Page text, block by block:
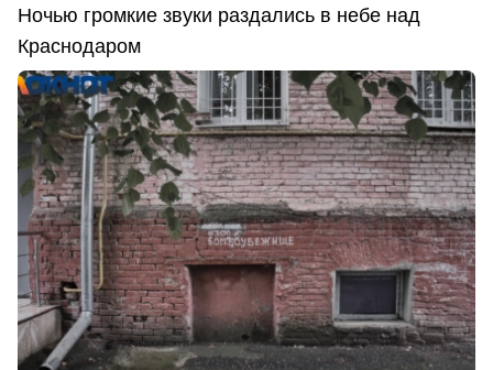
Ночью громкие звуки раздались в небе над
Краснодаром